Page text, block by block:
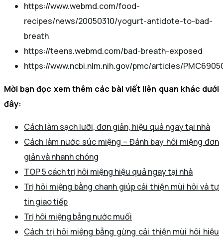
https://www.webmd.com/food-
recipes/news/20050310/yogurt-antidote-to-bad-
breath
https://teens.webmd.com/bad-breath-exposed
https://www.ncbi.nlm.nih.gov/pmc/articles/
Mời bạn đọc xem thêm các bài viết liên quan khác dưới
đây:
Cách làm sạch lưỡi, đơn giản, hiệu quả ngay tại nhà
Cách làm nước súc miệng – Đánh bay hôi miệng đơn
giản và nhanh chóng
TOP 5 cách trị hôi miệng hiệu quả ngay tại nhà
Trị hôi miệng bằng chanh giúp cải thiện mùi hôi và tự
tin giao tiếp
Trị hôi miệng bằng nước muối
Cách trị hôi miệng bằng gừng cải thiện mùi hôi hiệu